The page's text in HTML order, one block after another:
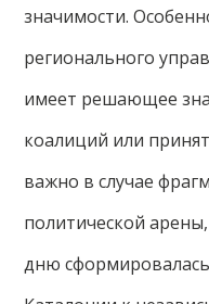
значимости.
регионального
имеет решающее
коалиций или
важно в случае
политической
дню